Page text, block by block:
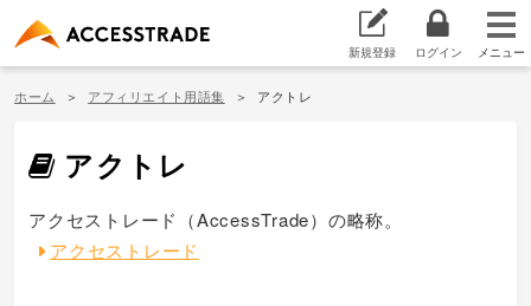
新規登録 ログイン
ホーム アフィリエイト用語集 アクトレ
アクトレ
アクセストレード（AccessTrade）の略称。
アクセストレード